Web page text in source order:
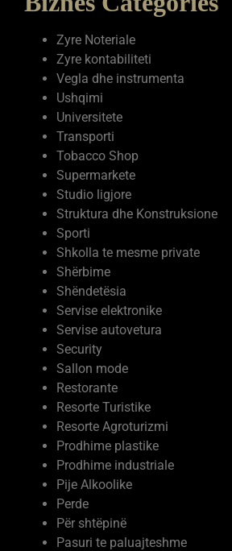
Zyre kontabiliteti
Vegla dhe instrumenta
Ushqimi
Universitete
Transporti
Tobacco Shop
Supermarkete
Studio ligjore
Struktura dhe Konstruksione
Sporti
Shkolla te mesme private
Shërbime
Shëndetësia
Servise elektronike
Servise autovetura
Security
Sallon mode
Restorante
Resorte Turistike
Resorte Agroturizmi
Prodhime plastike
Prodhime industriale
Pije Alkoolike
Perde
Për shtëpinë
Pasuri te paluajteshme
Parukeri